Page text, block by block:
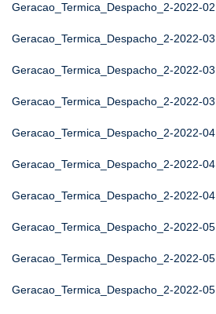
Geracao_Termica_Despacho_2-2022-02
Geracao_Termica_Despacho_2-2022-03
Geracao_Termica_Despacho_2-2022-03
Geracao_Termica_Despacho_2-2022-03
Geracao_Termica_Despacho_2-2022-04
Geracao_Termica_Despacho_2-2022-04
Geracao_Termica_Despacho_2-2022-04
Geracao_Termica_Despacho_2-2022-05
Geracao_Termica_Despacho_2-2022-05
Geracao_Termica_Despacho_2-2022-05